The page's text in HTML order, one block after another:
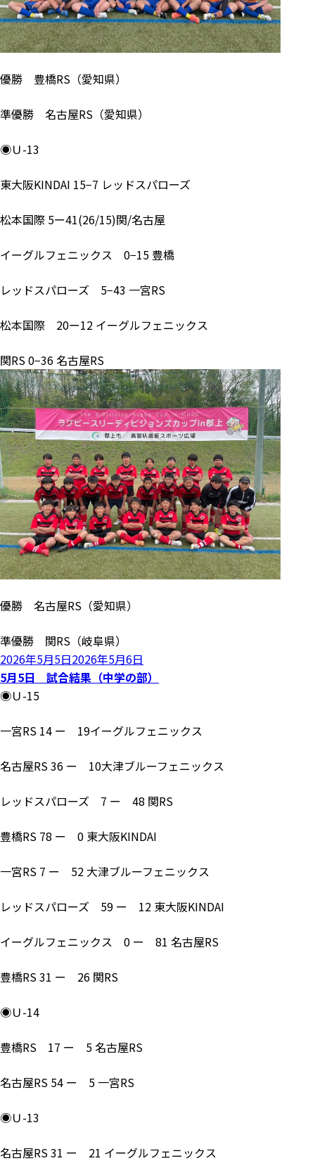
優勝 豊橋RS（愛知県）
準優勝 名古屋RS（愛知県）
◉Ｕ-13
東大阪KINDAI 15−7 レッドスパローズ
松本国際 5ー41(26/15)関/名古屋
イーグルフェニックス 0−15 豊橋
レッドスパローズ 5−43 一宮RS
松本国際 20ー12 イーグルフェニックス
関RS 0−36 名古屋RS
優勝 名古屋RS（愛知県）
準優勝 関RS（岐阜県）
投
稿
日:
2026年5月5日2026年5月6日
5月5日 試合結果（中学の部）
◉Ｕ-15
一宮RS 14 ー 19イーグルフェニックス
名古屋RS 36 ー 10大津ブルーフェニックス
レッドスパローズ 7 ー 48 関RS
豊橋RS 78 ー 0 東大阪KINDAI
一宮RS 7 ー 52 大津ブルーフェニックス
レッドスパローズ 59 ー 12 東大阪KINDAI
イーグルフェニックス 0 ー 81 名古屋RS
豊橋RS 31 ー 26 関RS
◉Ｕ-14
豊橋RS 17 ー 5 名古屋RS
名古屋RS 54 ー 5 一宮RS
◉Ｕ-13
名古屋RS 31 ー 21 イーグルフェニックス